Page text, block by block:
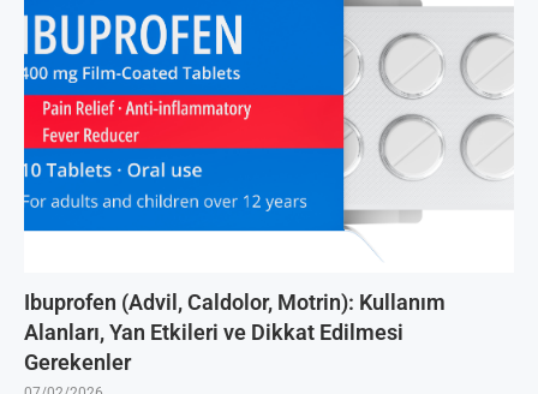
Ibuprofen (Advil, Caldolor, Motrin): Kullanım
Alanları, Yan Etkileri ve Dikkat Edilmesi
Gerekenler